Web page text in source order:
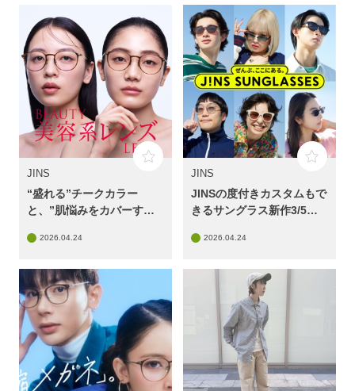
JINS
“盛れる”チークカラー
と、”肌悩みをカバーす
JINS「美容系レンズ™」に
2026.04.24
JINS
JINSの度付きカスタムもで
きるサングラス新作3/5発
2026.04.24